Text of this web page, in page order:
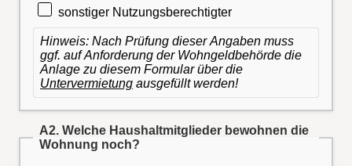
sonstiger Nutzungsberechtigter
Hinweis: Nach Prüfung dieser Angaben muss
ggf. auf Anforderung der Wohngeldbehörde die
Anlage zu diesem Formular über die
Untervermietung ausgefüllt werden!
A2. Welche Haushaltmitglieder bewohnen die
Wohnung noch?